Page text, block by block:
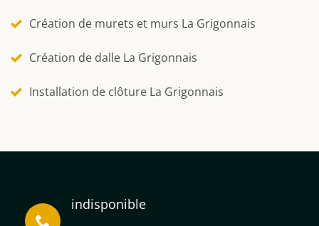
Création de murets et murs La Grigonnais
Création de dalle La Grigonnais
Installation de clôture La Grigonnais
indisponible